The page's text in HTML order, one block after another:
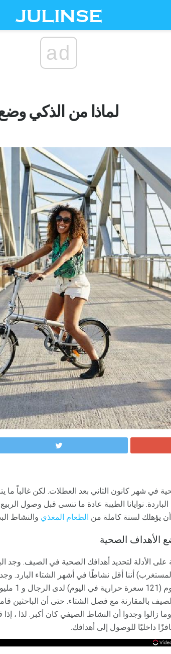
ad
لماذا من الذكي
في شهر كانون الثاني بعد العطلات. لكن غالباً ما
الباردة. نوايانا الطيبة عادة ما تنسى قبل وصول
أن يؤهلك لسنة كاملة من الطعام المغذي والنشاط
الأهداف الصحية
على الأدلة لتحديد أهدافك الصحية في الصيف. وجد
أننا أقل نشاطًا في أشهر الشتاء البارد.
بالمقارنة مع فصل الشتاء. حتى أن الباحثين
وما زالوا وجدوا أن النشاط الصيفي كان أكبر. لذا
داخليًا للوصول إلى أهدافك.